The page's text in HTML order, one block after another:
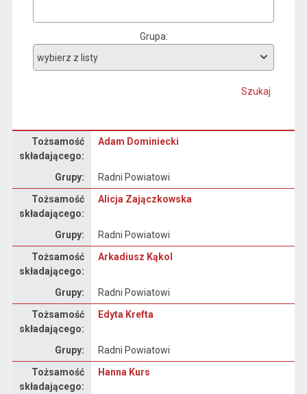
Grupa
Szukaj
Tożsamość
składającego:
Adam Dominiecki
Grupy: Radni Powiatowi
Tożsamość
składającego:
Alicja Zajączkowska
Grupy: Radni Powiatowi
Tożsamość
składającego:
Arkadiusz Kąkol
Grupy: Radni Powiatowi
Tożsamość
składającego:
Edyta Krefta
Grupy: Radni Powiatowi
Tożsamość
składającego:
Hanna Kurs